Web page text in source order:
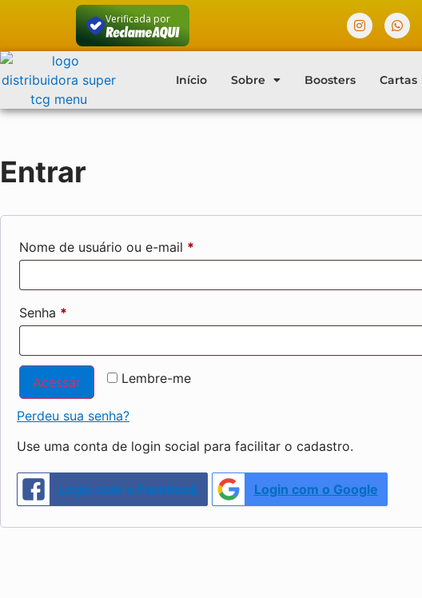
Verificada por
Início Sobre Boosters Cartas
Entrar
Nome de usuário ou e-mail *
Senha *
Lembre-me
Acessar
Perdeu sua senha?
Use uma conta de login social para facilitar o cadastro.
Login com o Facebook Login com o Google